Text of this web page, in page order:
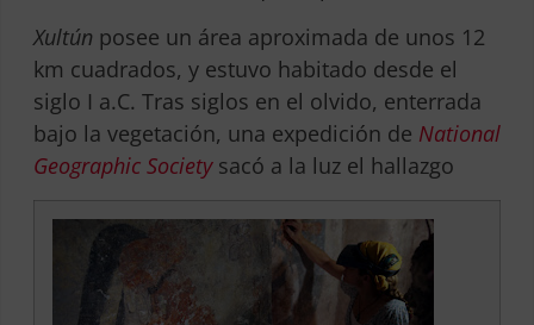
Xultún posee un área aproximada de unos 12
km cuadrados, y estuvo habitado desde el
siglo I a.C. Tras siglos en el olvido, enterrada
bajo la vegetación, una expedición de National
Geographic Societysacó a la luz el hallazgo